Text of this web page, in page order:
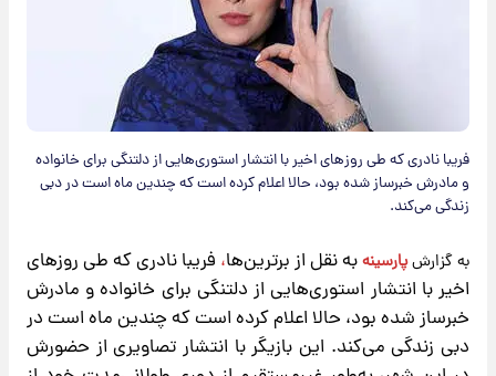
فریبا نادری که طی روزهای اخیر با انتشار استوری‌هایی از دلتنگی برای خانواده
و مادرش خبرساز شده بود، حالا اعلام کرده است که چندین ماه است در دبی
زندگی می‌کند.
به گزارشپارسینهبه نقل از برترین‌ها، فریبا نادری که طی روزهای
اخیر با انتشار استوری‌هایی از دلتنگی برای خانواده و مادرش
خبرساز شده بود، حالا اعلام کرده است که چندین ماه است در
دبی زندگی می‌کند. این بازیگر با انتشار تصاویری از حضورش